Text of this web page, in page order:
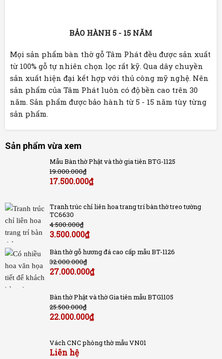
BẢO HÀNH 5 - 15 NĂM
Mọi sản phẩm bàn thờ gỗ Tâm Phát đều được sản xuất
từ 100% gỗ tự nhiên chọn lọc rất kỹ. Qua dây chuyền
sản xuất hiện đại kết hợp với thủ công mỹ nghệ. Nên
sản phẩm của Tâm Phát luôn có độ bền cao trên 30
năm. Sản phẩm được bảo hành từ 5 - 15 năm tùy từng
sản phẩm.
Sản phẩm vừa xem
Mẫu Bàn thờ Phật và thờ gia tiên BTG-1125
19.000.000₫
17.500.000₫
Tranh trúc chỉ liên hoa trang trí bàn thờ treo tường
TC6630
4.500.000₫
3.500.000₫
Bàn thờ gỗ hương đá cao cấp mẫu BT-1126
32.000.000₫
27.000.000₫
Bàn thờ Phật và thờ Gia tiên mẫu BTG1105
25.500.000₫
22.000.000₫
Vách CNC phòng thờ mẫu VN01
Liên hệ